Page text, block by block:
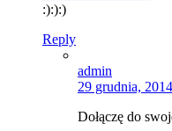
:):):)
Reply
admin
29 grudnia, 2014
Dołączę do